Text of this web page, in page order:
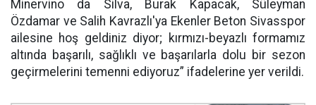
Minervino da Silva, Burak Kapacak, Süleyman
Özdamar ve Salih Kavrazlı'ya Ekenler Beton Sivasspor
ailesine hoş geldiniz diyor; kırmızı-beyazlı formamız
altında başarılı, sağlıklı ve başarılarla dolu bir sezon
geçirmelerini temenni ediyoruz” ifadelerine yer verildi.